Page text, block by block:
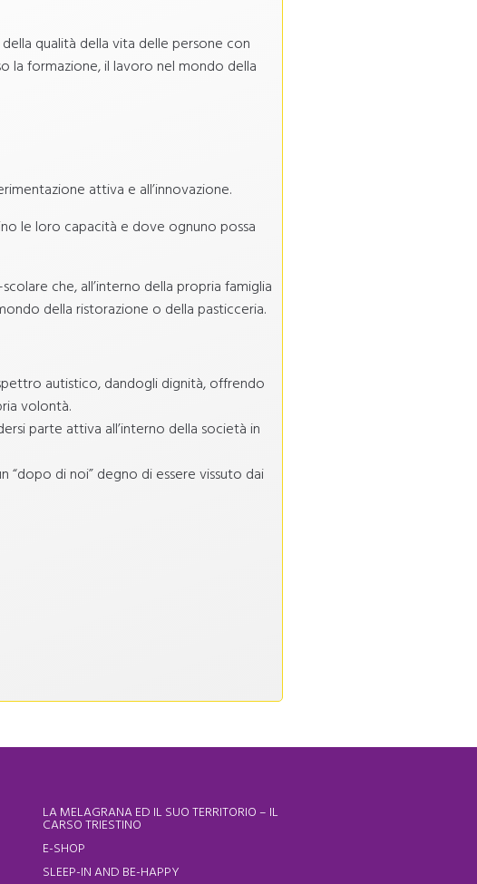
qualità della vita delle persone con
la formazione, il lavoro nel mondo della
attiva e all’innovazione.
le loro capacità e dove ognuno possa
che, all’interno della propria famiglia
della ristorazione o della pasticceria.
autistico, dandogli dignità, offrendo
volontà.
parte attiva all’interno della società in
di noi” degno di essere vissuto dai
LA MELAGRANA ED IL SUO TERRITORIO – IL
CARSO TRIESTINO
E-SHOP
SLEEP-IN AND BE-HAPPY